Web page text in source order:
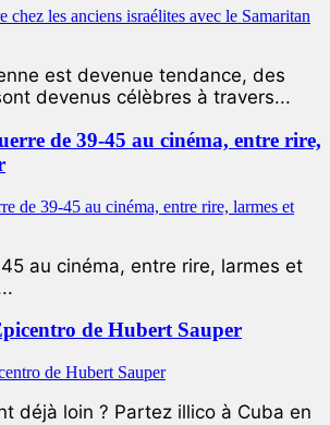
est devenue tendance, des
devenus célèbres à travers...
de 39-45 au cinéma, entre rire,
au cinéma, entre rire, larmes et
de Hubert Sauper
déjà loin ? Partez illico à Cuba en